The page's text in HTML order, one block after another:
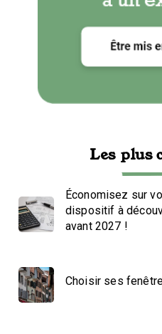
Les plus
Économisez sur
dispositif à
avant 2027 !
Choisir ses